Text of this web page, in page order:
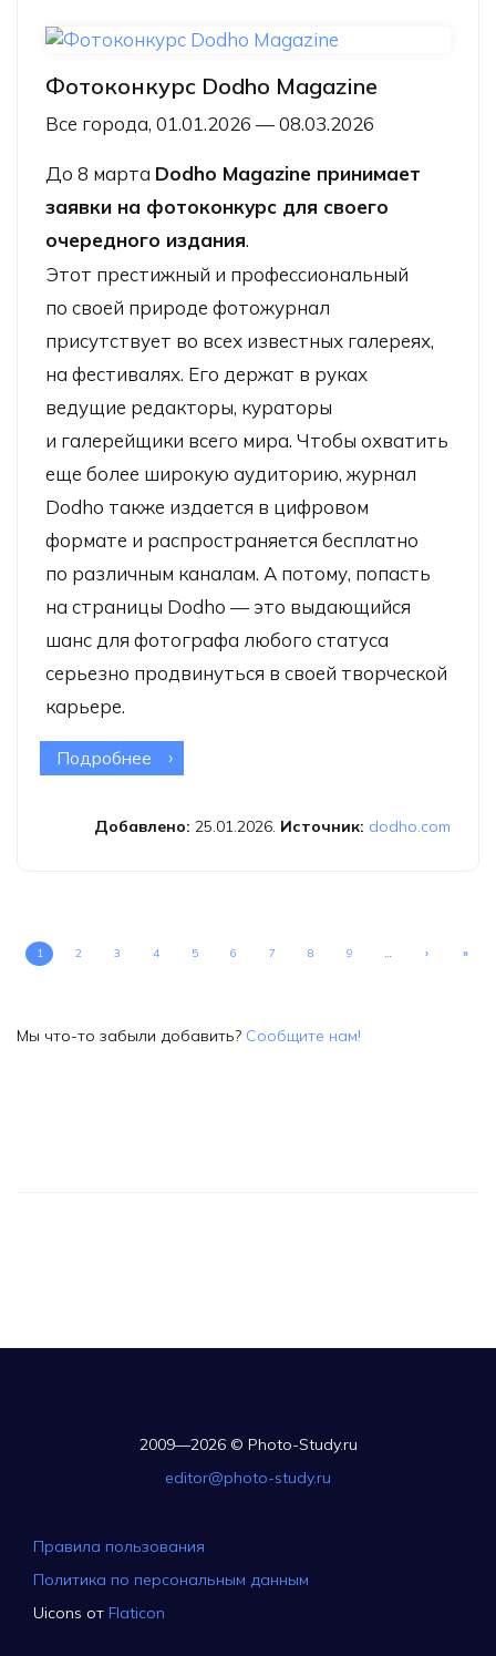
Фотоконкурс Dodho Magazine
Все города, 01.01.2026 — 08.03.2026
До 8 марта Dodho Magazine принимает
заявки на фотоконкурс для своего
очередного издания.
Этот престижный и профессиональный
по своей природе фотожурнал
присутствует во всех известных галереях,
на фестивалях. Его держат в руках
ведущие редакторы, кураторы
и галерейщики всего мира. Чтобы охватить
еще более широкую аудиторию, журнал
Dodho также издается в цифровом
формате и распространяется бесплатно
по различным каналам. А потому, попасть
на страницы Dodho — это выдающийся
шанс для фотографа любого статуса
серьезно продвинуться в своей творческой
карьере.
Подробнее о Фотоконкурс Dodho Magazine
Добавлено: 25.01.2026. Источник: dodho.com
1 2 3 4 5 6 7 8 9 … › »
Мы что-то забыли добавить? Сообщите нам!
2009—2026 © Photo-Study.ru
editor@photo-study.ru
Правила пользования
Политика по персональным данным
Uicons от Flaticon